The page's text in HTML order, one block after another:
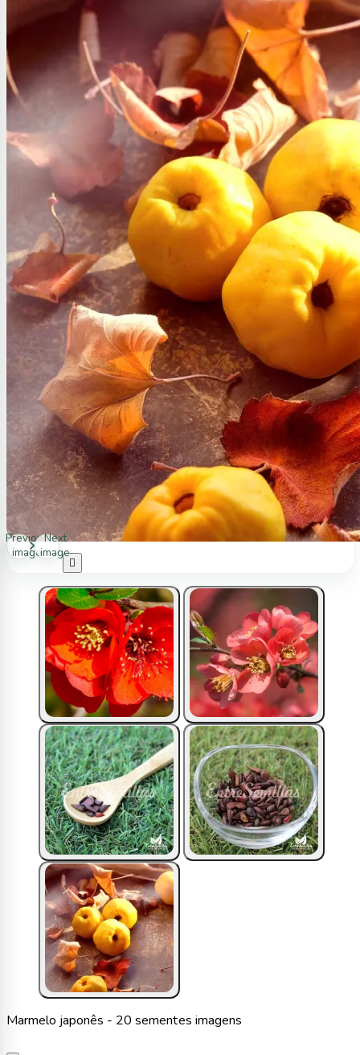
Previous
image
Next
image

Marmelo japonês - 20 sementes imagens